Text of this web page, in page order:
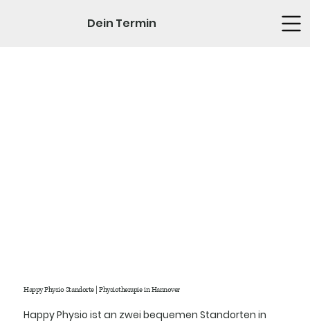
Dein Termin
Happy Physio Standorte | Physiotherapie in Hannover
Happy Physio ist an zwei bequemen Standorten in